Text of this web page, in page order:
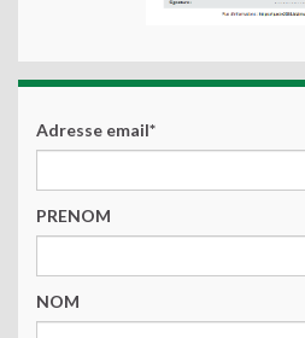
Adresse email*
PRENOM
NOM